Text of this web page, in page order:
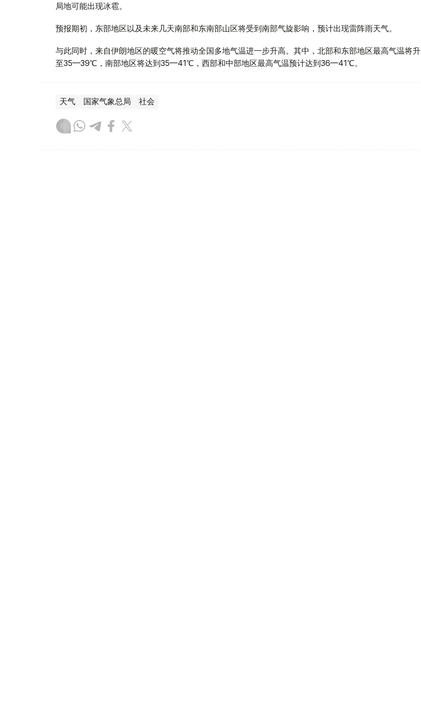
局地可能出现冰雹。
预报期初，东部地区以及未来几天南部和东南部山区将受到南部气旋影响，预计出现雷阵雨天气。
与此同时，来自伊朗地区的暖空气将推动全国多地气温进一步升高。其中，北部和东部地区最高气温将升
至35—39℃，南部地区将达到35—41℃，西部和中部地区最高气温预计达到36—41℃。
天气 国家气象总局 社会